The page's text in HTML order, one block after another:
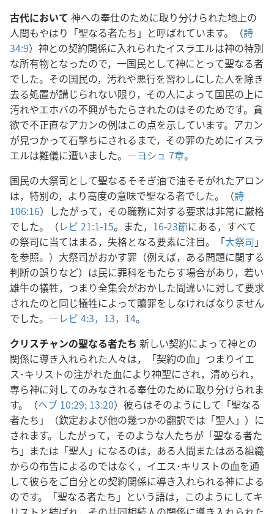
古代において
人間もやはり「聖なる者たち」と呼ばれています。（詩
34:9）神との契約関係に入れられたイスラエルは神の特別
な所有物となったので，一国民として神にとって聖なる者
でした。その国民の，汚れや悪行を習わしにした人を除き
去る処置が講じられない限り，その人によって国民の上に
汚れやエホバの不興がもたらされたのはそのためです。貪
欲で不正直なアカンの例はこの点を示しています。アカン
が見つかって石撃ちにされるまで，その罪のためにイスラ
エルは難儀に遭いました。―ヨシュ 7章。
国民の大祭司として聖なるそそぎ油で油そそがれたアロン
は，特別の，より高度の意味で聖なる者でした。（詩
106:16）したがって，その職務に対する要求は非常に厳格
でした。（レビ 21:1-15。また， 16-23節にある，すべて
の祭司に当てはまる，失格となる要素に注目。「大祭司 」
を参照。）大祭司がおかす罪（例えば，ある問題に関する
判断の誤りなど）は民に罪科をもたらす場合があり，若い
雄牛の犠牲，つまり全集会がおかした間違いに対して要求
されたのと同じ犠牲によって贖罪をしなければなりません
でした。―レビ 4:3， 13，14。
クリスチャンの聖なる者たち
関係に導き入れられた人々は，「契約の血」つまりイエ
ス･キリストの注がれた血により神聖にされ，清められ，
専ら神に対してのみなされる奉仕のために取り分けられま
す。（ヘブ 10:29; 13:20）彼らはそのようにして「聖なる
者たち」（欽定および他の幾つかの翻訳では「聖人」）に
されます。したがって，そのような人たちが「聖なる者た
ち」または「聖人」になるのは，ある人間またはある組織
からの布告によるのではなく，イエス･キリストの血を通
して彼らをご自分との契約関係に導き入れられる神による
のです。「聖なる者たち」という語は，このようにしてキ